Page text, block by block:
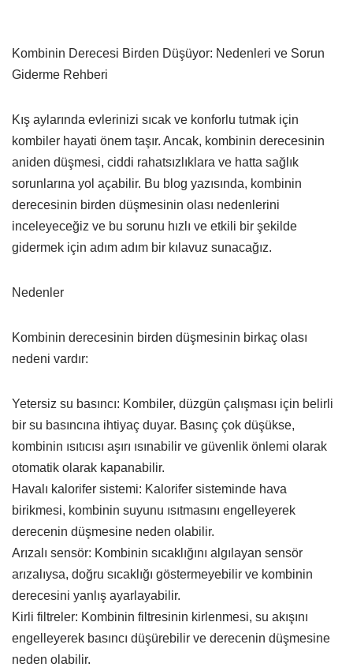
Kombinin Derecesi Birden Düşüyor: Nedenleri ve Sorun
Giderme Rehberi
Kış aylarında evlerinizi sıcak ve konforlu tutmak için
kombiler hayati önem taşır. Ancak, kombinin derecesinin
aniden düşmesi, ciddi rahatsızlıklara ve hatta sağlık
sorunlarına yol açabilir. Bu blog yazısında, kombinin
derecesinin birden düşmesinin olası nedenlerini
inceleyeceğiz ve bu sorunu hızlı ve etkili bir şekilde
gidermek için adım adım bir kılavuz sunacağız.
Nedenler
Kombinin derecesinin birden düşmesinin birkaç olası
nedeni vardır:
Yetersiz su basıncı: Kombiler, düzgün çalışması için belirli
bir su basıncına ihtiyaç duyar. Basınç çok düşükse,
kombinin ısıtıcısı aşırı ısınabilir ve güvenlik önlemi olarak
otomatik olarak kapanabilir.
Havalı kalorifer sistemi: Kalorifer sisteminde hava
birikmesi, kombinin suyunu ısıtmasını engelleyerek
derecenin düşmesine neden olabilir.
Arızalı sensör: Kombinin sıcaklığını algılayan sensör
arızalıysa, doğru sıcaklığı göstermeyebilir ve kombinin
derecesini yanlış ayarlayabilir.
Kirli filtreler: Kombinin filtresinin kirlenmesi, su akışını
engelleyerek basıncı düşürebilir ve derecenin düşmesine
neden olabilir.